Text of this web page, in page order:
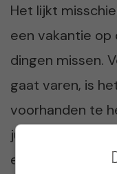
Het lijkt
een vakantie op
dingen missen.
gaat varen, is
voorhanden te
jullie tussendoor
erger) eerder